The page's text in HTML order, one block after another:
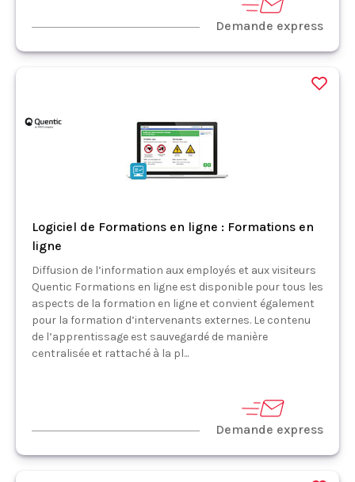
Demande express
Logiciel de Formations en ligne : Formations en
ligne
Diffusion de l’information aux employés et aux visiteurs
Quentic Formations en ligne est disponible pour tous les
aspects de la formation en ligne et convient également
pour la formation d’intervenants externes. Le contenu
de l’apprentissage est sauvegardé de manière
centralisée et rattaché à la pl...
Demande express